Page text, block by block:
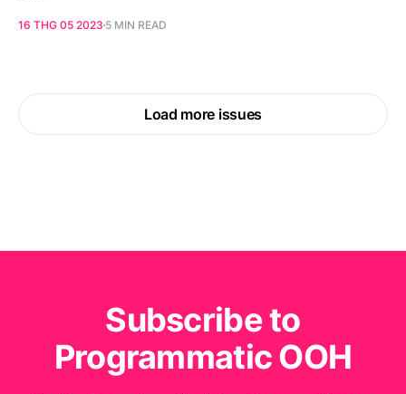
16 THG 05 2023 5 MIN READ
Load more issues
Subscribe to
Programmatic OOH